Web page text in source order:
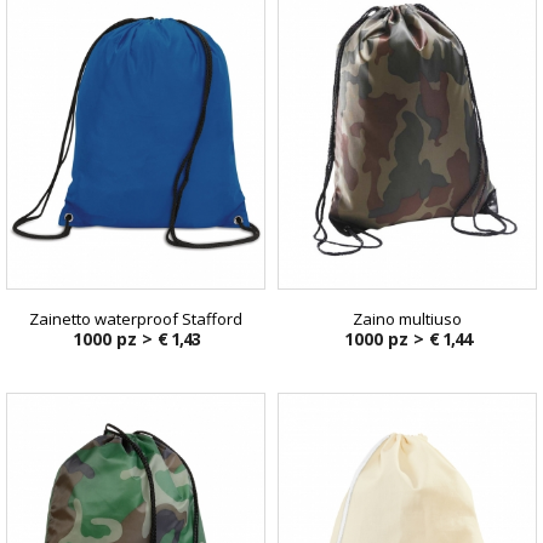
Zainetto waterproof Stafford
1000 pz > € 1,43
Zaino multiuso
1000 pz > € 1,44